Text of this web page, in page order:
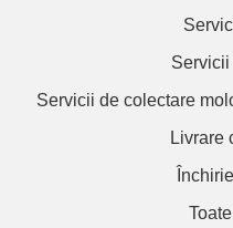
Servicii
Servicii de colectare
Livrare